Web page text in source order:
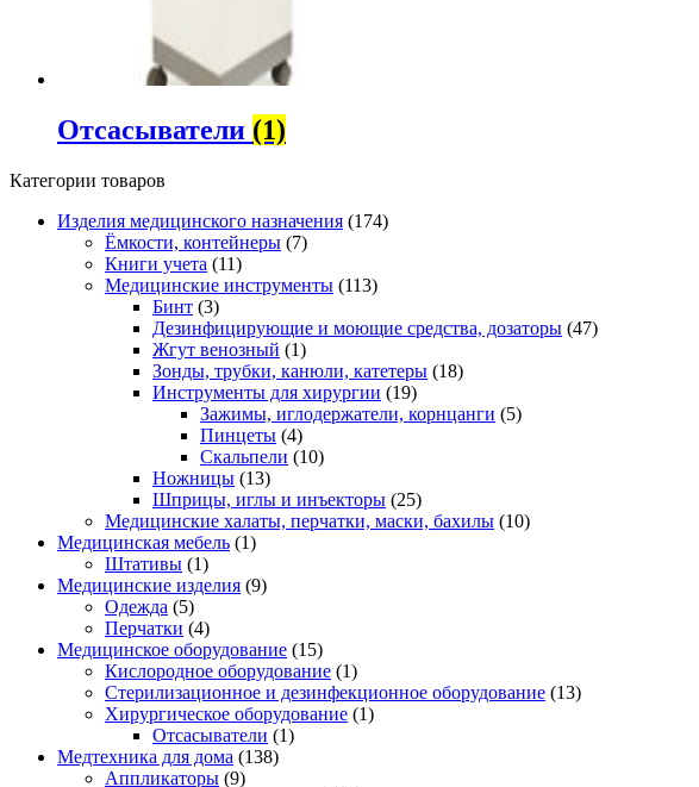
Отсасыватели (1)
Категории товаров
Изделия медицинского назначения (174)
Ёмкости, контейнеры (7)
Книги учета (11)
Медицинские инструменты (113)
Бинт (3)
Дезинфицирующие и моющие средства, дозаторы (47)
Жгут венозный (1)
Зонды, трубки, канюли, катетеры (18)
Инструменты для хирургии (19)
Зажимы, иглодержатели, корнцанги (5)
Пинцеты (4)
Скальпели (10)
Ножницы (13)
Шприцы, иглы и инъекторы (25)
Медицинские халаты, перчатки, маски, бахилы (10)
Медицинская мебель (1)
Штативы (1)
Медицинские изделия (9)
Одежда (5)
Перчатки (4)
Медицинское оборудование (15)
Кислородное оборудование (1)
Стерилизационное и дезинфекционное оборудование (13)
Хирургическое оборудование (1)
Отсасыватели (1)
Медтехника для дома (138)
Аппликаторы (9)